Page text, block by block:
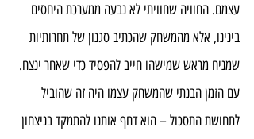
עצמם. החוויה שחוויתי לא נבעה ממערכת היחסים
בינינו, אלא מהמשחק שהכתיב סגנון של תחרותיות
שמניח מראש שמישהו חייב להפסיד כדי שאחר ינצח.
עם הזמן הבנתי שהמשחק עצמו היה זה שהוביל
לתחושת התסכול – הוא דחף אותנו להתמקד בניצחון